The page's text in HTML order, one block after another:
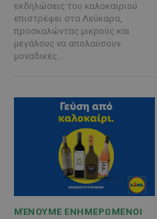
εκδηλώσεις του καλοκαιριού
επιστρέφει στα Λεύκαρα,
προσκαλώντας μικρούς και
μεγάλους να απολαύσουν
μοναδικές...
ΜΈΝΟΥΜΕ ΕΝΗΜΕΡΩΜΈΝΟΙ